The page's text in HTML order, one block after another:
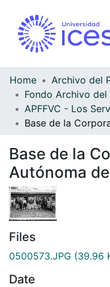
Home
Base de la
Autónoma
Files
0500573.JPG (39.96
Date